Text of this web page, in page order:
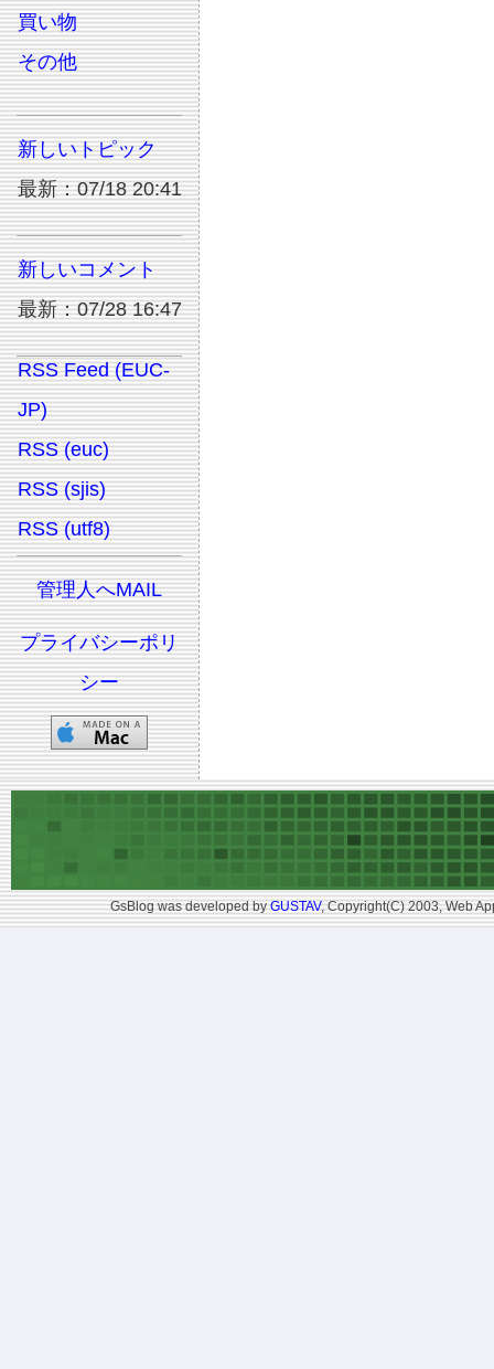
買い物
その他
新しいトピック
最新：07/18 20:41
新しいコメント
最新：07/28 16:47
RSS Feed (EUC-
JP)
RSS (euc)
RSS (sjis)
RSS (utf8)
管理人へMAIL
プライバシーポリ
シー
GsBlog was developed byGUSTAV, Copyright(C) 2003, Web